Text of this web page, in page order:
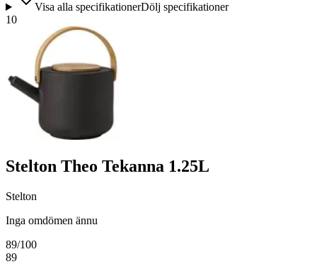
Visa alla specifikationerDölj specifikationer
10
Stelton Theo Tekanna 1.25L
Stelton
Inga omdömen ännu
89/100
89